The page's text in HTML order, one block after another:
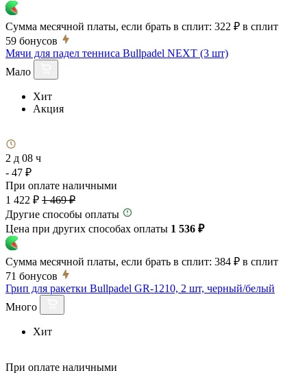
Сумма месячной платы, если брать в сплит: 322 ₽ в сплит
59 бонусов
Мячи для падел тенниса Bullpadel NEXT (3 шт)
Мало
Хит
Акция
2 д 08 ч
- 47 ₽
При оплате наличными
1 422 ₽ 1 469 ₽
Другие способы оплаты
Цена при других способах оплаты 1 536 ₽
Сумма месячной платы, если брать в сплит: 384 ₽ в сплит
71 бонусов
Грип для ракетки Bullpadel GR-1210, 2 шт, черный/белый
Много
Хит
При оплате наличными